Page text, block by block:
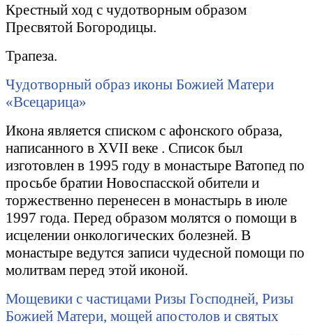
Крестный ход с чудотворным образом
Пресвятой Богородицы.
Трапеза.
Чудотворный образ иконы Божией Матери
«Всецарица»
Икона является списком с афонского образа,
написанного в XVII веке . Список был
изготовлен в 1995 году в монастыре Ватопед по
просьбе братии Новоспасской обители и
торжественно перенесен в монастырь в июле
1997 года. Перед образом молятся о помощи в
исцелении онкологических болезней. В
монастыре ведутся записи чудесной помощи по
молитвам перед этой иконой.
Мощевики с частицами Ризы Господней, Ризы
Божией Матери, мощей апостолов и святых